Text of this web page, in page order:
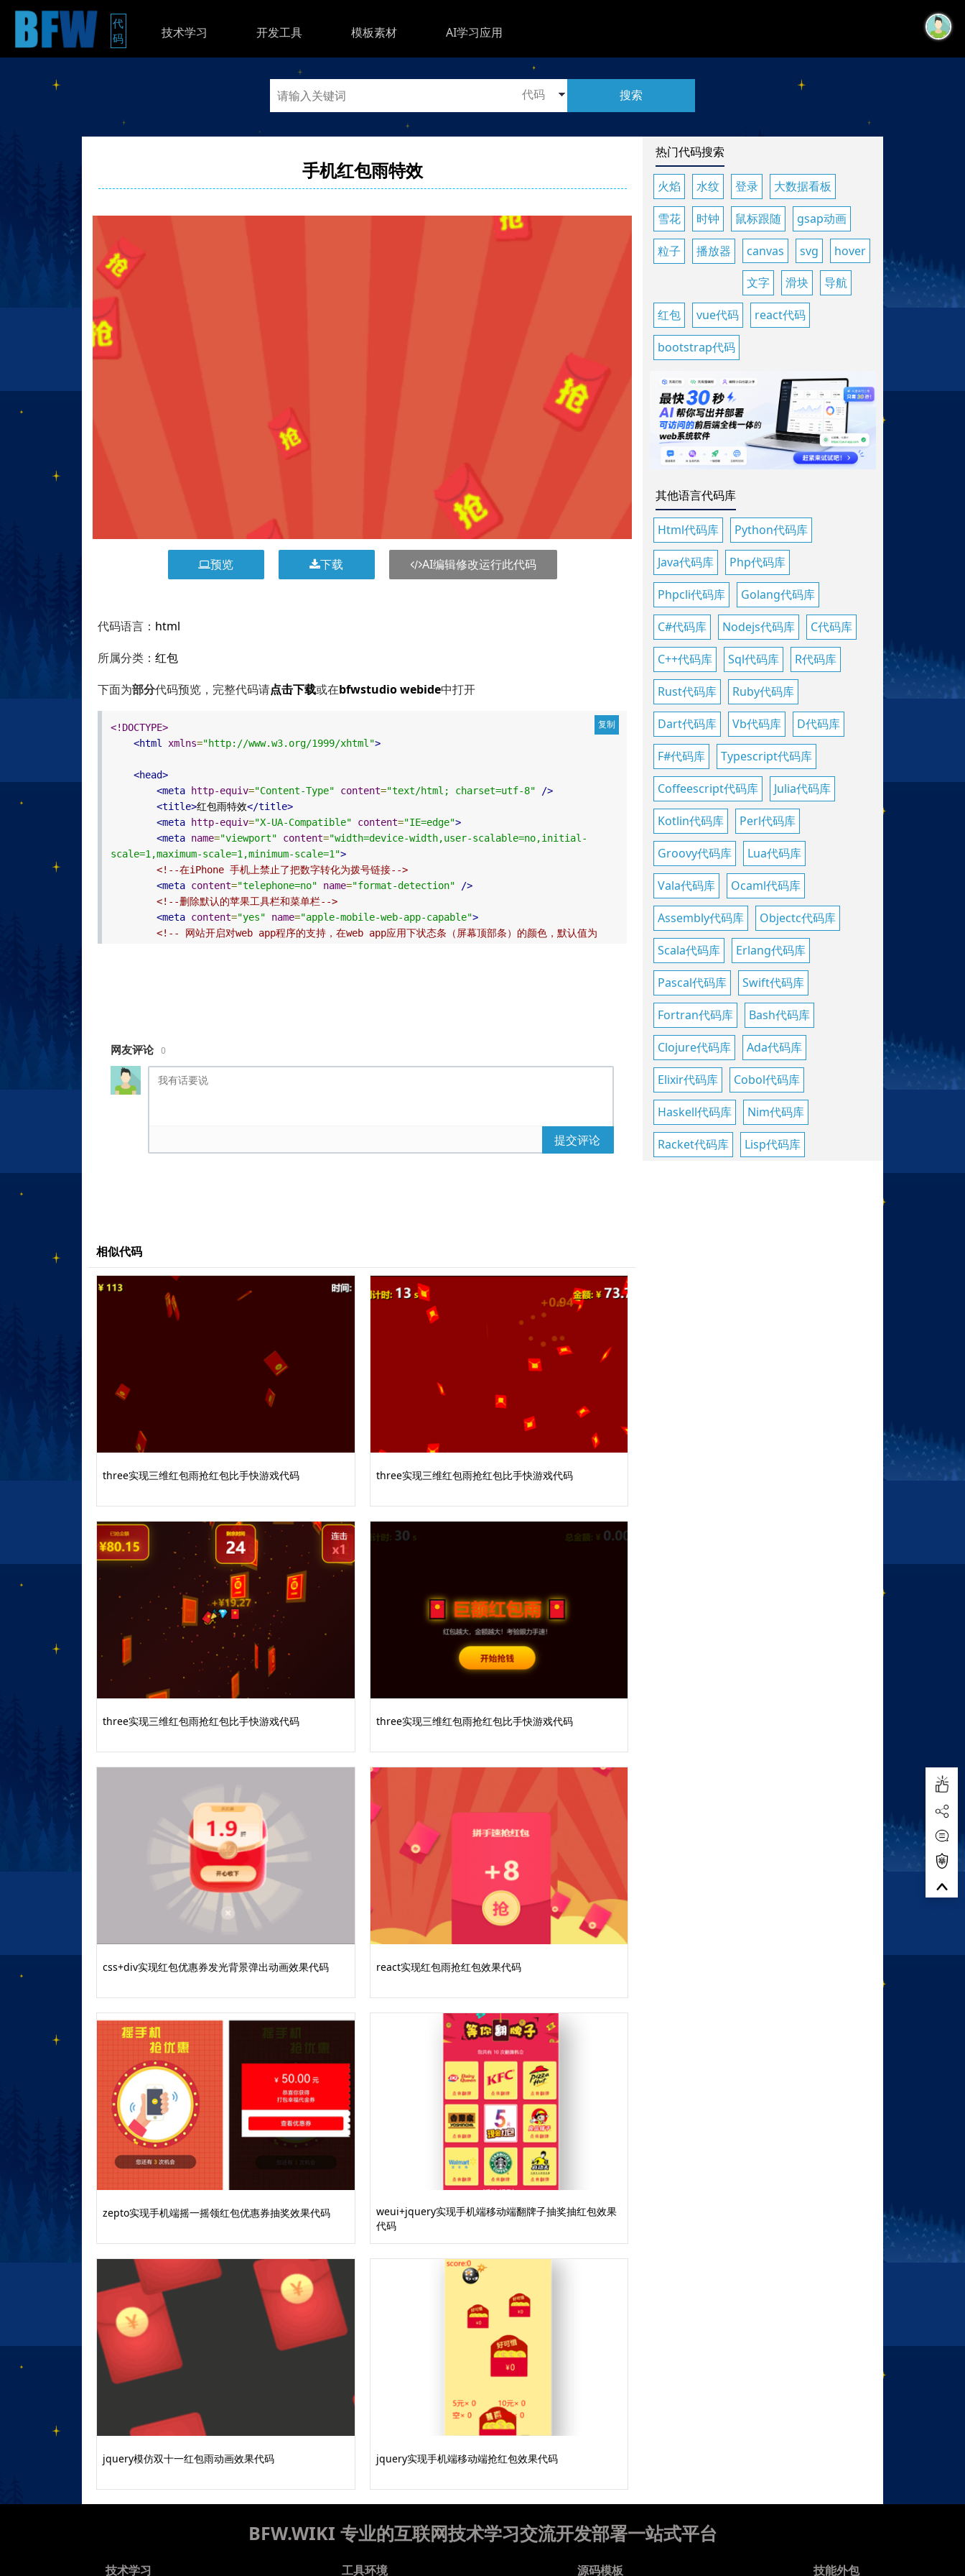
代
码
技术学习 开发工具 模板素材 AI学习应用
搜索
手机红包雨特效
预览 下载 AI编辑修改运行此代码
代码语言： html
所属分类：红包
下面为部分代码预览，完整代码请点击下载或在bfwstudio webide中打开
<!DOCTYPE>
<html
xmlns="http://www.w3.org/1999/xhtml">
<head>
<meta
http-equiv="Content-Type" content="text/html; charset=utf-8"
/>
<title>红包雨特效</title>
<meta
http-equiv="X-UA-Compatible" content="IE=edge">
<meta name="viewport" content="width=device-width,user-scalable=no,initial-
scale=1,maximum-scale=1,minimum-scale=1">
<!--在iPhone 手机上禁止了把数字转化为拨号链接-->
<meta content="telephone=no" name="format-detection"
/>
<!--删除默认的苹果工具栏和菜单栏-->
<meta content="yes" name="apple-mobile-web-app-capable">
<!-- 网站开启对web app程序的支持，在web app应用下状态条（屏幕顶部条）的颜色，默认值为
.........完整代码请登录后点击上方下载按钮下载查看
网友评论 0
提交评论
相似代码
three实现三维红包雨抢红包比手快游戏代码 three实现三维红包雨抢红包比手快游戏代码
three实现三维红包雨抢红包比手快游戏代码 three实现三维红包雨抢红包比手快游戏代码
css+div实现红包优惠券发光背景弹出动画效果代码 react实现红包雨抢红包效果代码
zepto实现手机端摇一摇领红包优惠券抽奖效果代码
weui+jquery实现手机端移动端翻牌子抽奖抽红包效果
代码
jquery模仿双十一红包雨动画效果代码 jquery实现手机端移动端抢红包效果代码
热门代码搜索
火焰 水纹 登录 大数据看板
雪花 时钟 鼠标跟随 gsap动画
粒子 播放器 canvas svg
hover
文字
滑块 导航
红包 vue代码 react代码
bootstrap代码
其他语言代码库
Html代码库 Python代码库
Java代码库 Php代码库
Phpcli代码库 Golang代码库
C#代码库 Nodejs代码库 C代码库
C++代码库 Sql代码库 R代码库
Rust代码库 Ruby代码库
Dart代码库 Vb代码库 D代码库
F#代码库 Typescript代码库
Coffeescript代码库 Julia代码库
Kotlin代码库 Perl代码库
Groovy代码库 Lua代码库
Vala代码库 Ocaml代码库
Assembly代码库 Objectc代码库
Scala代码库 Erlang代码库
Pascal代码库 Swift代码库
Fortran代码库 Bash代码库
Clojure代码库 Ada代码库
Elixir代码库 Cobol代码库
Haskell代码库 Nim代码库
Racket代码库 Lisp代码库
BFW.WIKI 专业的互联网技术学习交流开发部署一站式平台
技术学习 工具环境 源码模板 技能外包